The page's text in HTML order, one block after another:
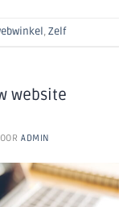
,Zelf
website
ADMIN